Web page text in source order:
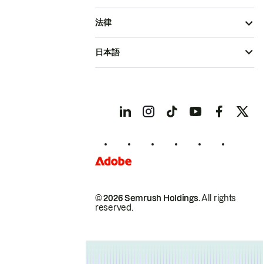
© 2026 Semrush Holdings.All rights
reserved.
法律
日本語